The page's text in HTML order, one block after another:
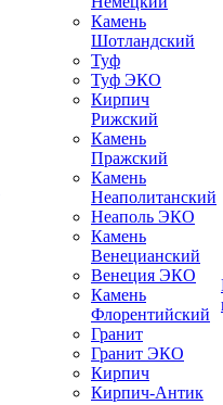
Камень
Шотландский
Туф
Туф ЭКО
Кирпич
Рижский
Камень
Пражский
Камень
Неаполитанский
Неаполь ЭКО
Камень
Венецианский
Венеция ЭКО
Камень
Флорентийский
Гранит
Гранит ЭКО
Кирпич
Кирпич-Антик